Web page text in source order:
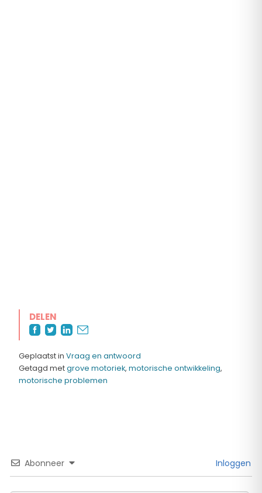
DELEN
Geplaatst in Vraag en antwoord
Getagd metgrove motoriek, motorische ontwikkeling,
motorische problemen
Abonneer Inloggen